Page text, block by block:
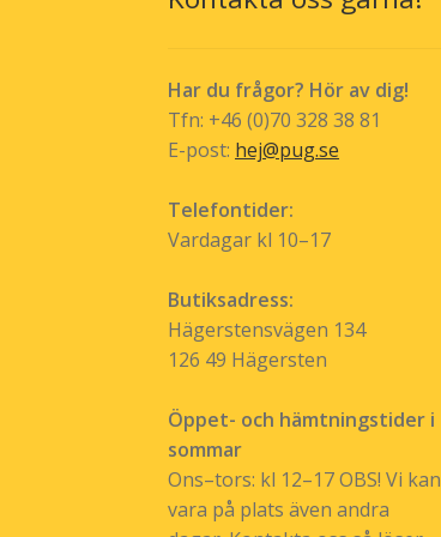
Har du frågor? Hör av dig!
Tfn: +46 (0)70 328 38 81
E-post: hej@pug.se
Telefontider:
Vardagar kl 10–17
Butiksadress:
Hägerstensvägen 134
126 49 Hägersten
Öppet- och hämtningstider i
sommar
Ons–tors: kl 12–17 OBS! Vi kan
vara på plats även andra